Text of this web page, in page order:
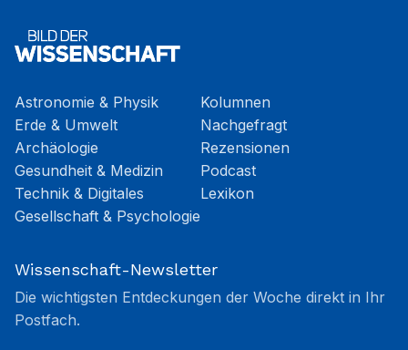
Astronomie & Physik
Erde & Umwelt
Archäologie
Gesundheit & Medizin
Technik & Digitales
Gesellschaft & Psychologie
Kolumnen
Nachgefragt
Rezensionen
Podcast
Lexikon
Wissenschaft-Newsletter
Die wichtigsten Entdeckungen der Woche direkt in Ihr
Postfach.